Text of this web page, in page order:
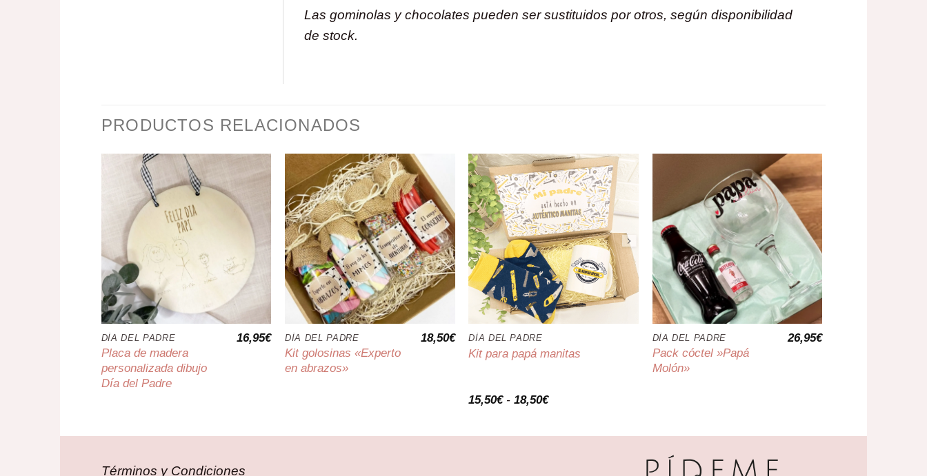
Las gominolas y chocolates pueden ser sustituidos por otros, según disponibilidad
de stock.
PRODUCTOS RELACIONADOS
DÍA DEL PADRE
Placa de madera
personalizada dibujo
Día del Padre
16,95€ DÍA DEL PADRE
Kit golosinas «Experto
en abrazos»
18,50€ DÍA DEL PADRE
Kit para papá manitas
15,50€ - 18,50€Rango
desde
DÍA DEL PADRE
Pack cóctel »Papá
Molón»
26,95€
Términos y Condiciones